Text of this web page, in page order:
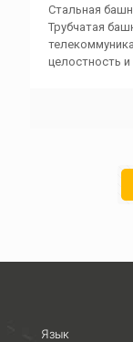
Стальная
Трубчатая
целостность
Язык